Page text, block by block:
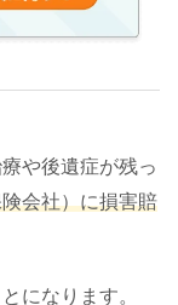
や後遺症が残っ
会社）に損害賠
になります。